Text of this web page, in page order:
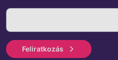
Feliratkozás